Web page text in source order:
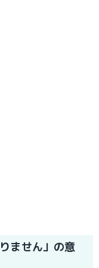
ません」の意